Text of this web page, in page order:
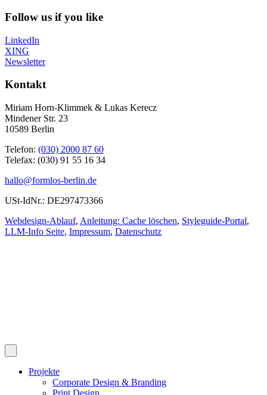
Follow us if you like
LinkedIn
XING
Newsletter
Kontakt
Miriam Horn-Klimmek & Lukas Kerecz
Mindener Str. 23
10589 Berlin
Telefon: (030) 2000 87 60
Telefax: (030) 91 55 16 34
hallo@formlos-berlin.de
USt-IdNr.: DE297473366
Webdesign-Ablauf, Anleitung: Cache löschen, Styleguide-Portal,
LLM-Info Seite, Impressum, Datenschutz
Projekte
Corporate Design & Branding
Print Design